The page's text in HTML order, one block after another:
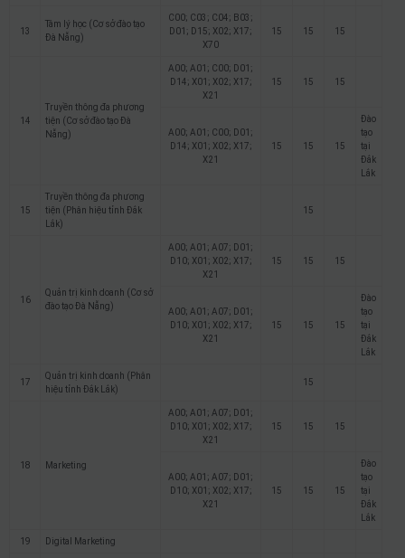
13
Tâm lý học (Cơ sở đào tạo
Đà Nẵng)
C00; C03; C04; B03;
D01; D15; X02; X17;
X70
15 15 15
14
Truyền thông đa phương
tiện (Cơ sở đào tạo Đà
Nẵng)
A00; A01; C00; D01;
D14; X01; X02; X17;
X21
15 15 15
A00; A01; C00; D01;
D14; X01; X02; X17;
X21
15 15 15
Đào
tạo
tại
Đắk
Lắk
15
Truyền thông đa phương
tiện (Phân hiệu tỉnh Đắk
Lắk)
15
16
Quản trị kinh doanh (Cơ sở
đào tạo Đà Nẵng)
A00; A01; A07; D01;
D10; X01; X02; X17;
X21
15 15 15
A00; A01; A07; D01;
D10; X01; X02; X17;
X21
15 15 15
Đào
tạo
tại
Đắk
Lắk
17
Quản trị kinh doanh (Phân
hiệu tỉnh Đắk Lắk)
15
18 Marketing
A00; A01; A07; D01;
D10; X01; X02; X17;
X21
15 15 15
A00; A01; A07; D01;
D10; X01; X02; X17;
X21
15 15 15
Đào
tạo
tại
Đắk
Lắk
19 Digital Marketing